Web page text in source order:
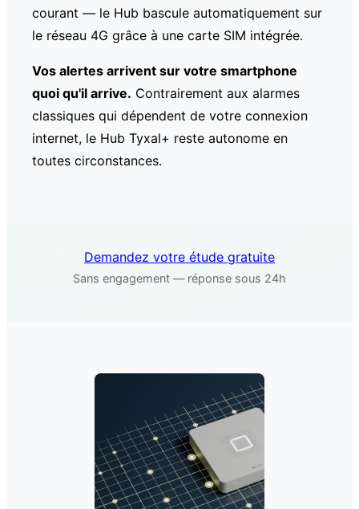
courant — le Hub bascule automatiquement sur
le réseau 4G grâce à une carte SIM intégrée.
Vos alertes arrivent sur votre smartphone
quoi qu'il arrive. Contrairement aux alarmes
classiques qui dépendent de votre connexion
internet, le Hub Tyxal+ reste autonome en
toutes circonstances.
Demandez votre étude gratuite
Sans engagement — réponse sous 24h